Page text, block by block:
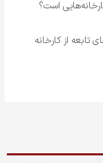
به چه کارخانه‌هایی است؟
تابعه از کارخانه